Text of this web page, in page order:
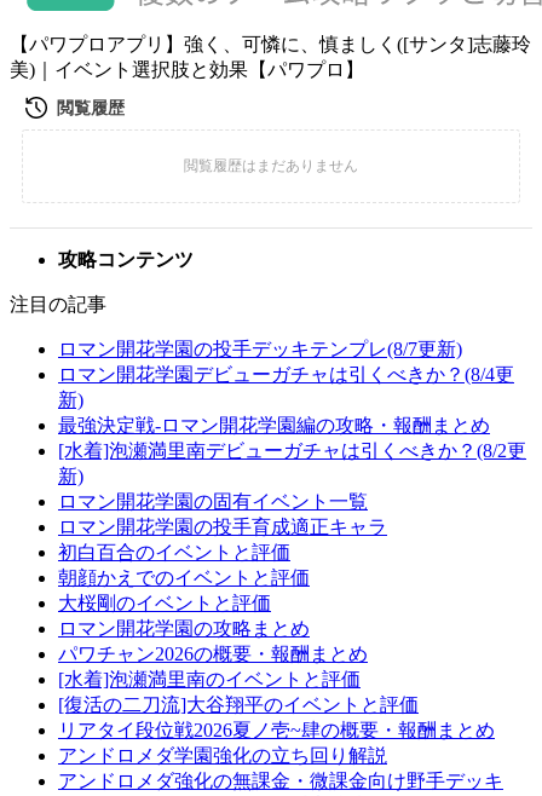
【パワプロアプリ】強く、可憐に、慎ましく([サンタ]志藤玲
美)｜イベント選択肢と効果【パワプロ】
攻略コンテンツ
注目の記事
ロマン開花学園の投手デッキテンプレ(8/7更新)
ロマン開花学園デビューガチャは引くべきか？(8/4更
新)
最強決定戦-ロマン開花学園編の攻略・報酬まとめ
[水着]泡瀬満里南デビューガチャは引くべきか？(8/2更
新)
ロマン開花学園の固有イベント一覧
ロマン開花学園の投手育成適正キャラ
初白百合のイベントと評価
朝顔かえでのイベントと評価
大桜剛のイベントと評価
ロマン開花学園の攻略まとめ
パワチャン2026の概要・報酬まとめ
[水着]泡瀬満里南のイベントと評価
[復活の二刀流]大谷翔平のイベントと評価
リアタイ段位戦2026夏ノ壱~肆の概要・報酬まとめ
アンドロメダ学園強化の立ち回り解説
アンドロメダ強化の無課金・微課金向け野手デッキ